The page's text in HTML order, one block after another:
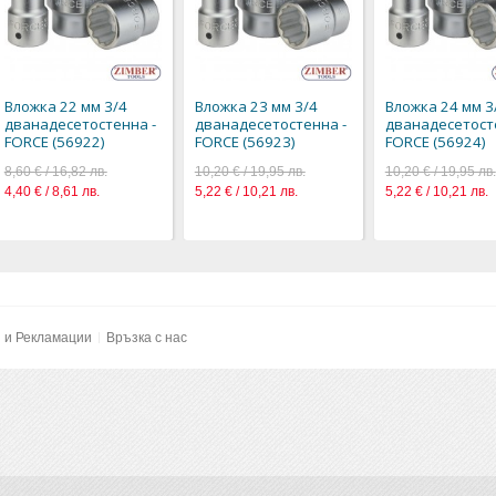
Вложка 22
8,60 € /
Добави към
желания
Вложка 22 мм 3/4
дванадесетостенна -
FORCE (56922)
8,60 € / 16,82 лв.
4,40 € / 8,61 лв.
Вложка 23 мм 3/4
дванадесетостенна -
FORCE (56923)
10,20 € / 19,95 лв.
5,22 € / 10,21 лв.
Вложка 24 мм
FORCE (56924)
10,20 € / 19,95 лв.
5,22 € / 10,21 лв.
и Рекламации Връзка с нас